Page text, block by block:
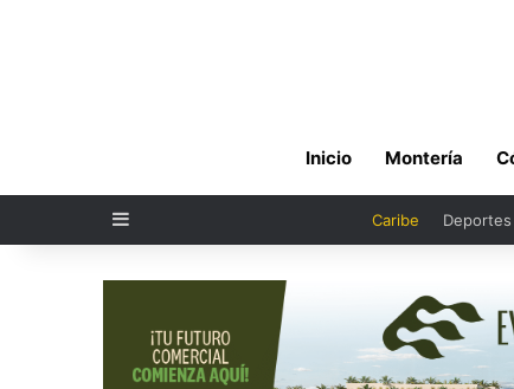
Inicio Montería
Sidebar Caribe Deportes